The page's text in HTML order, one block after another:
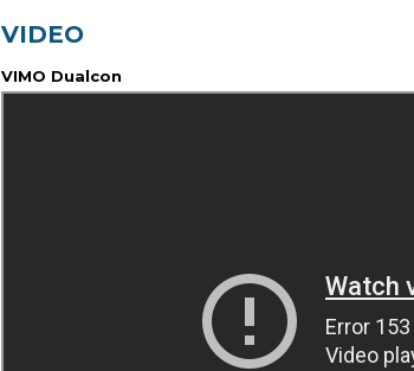
VIDEO
VIMO Dualcon